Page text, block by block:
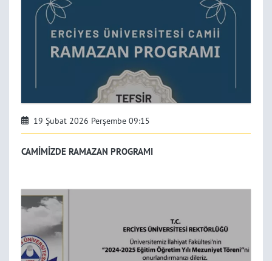
19 Şubat 2026 Perşembe 09:15
CAMİMİZDE RAMAZAN PROGRAMI